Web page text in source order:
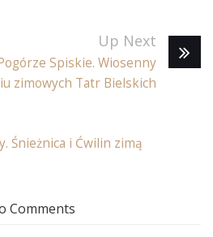
Up Next
Spiskie. Wiosenny
zimowych Tatr Bielskich
Śnieżnica i Ćwilin zimą
Comments